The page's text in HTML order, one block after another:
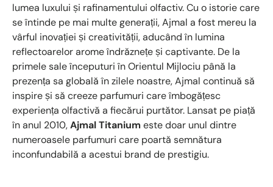
lumea luxului și rafinamentului olfactiv. Cu o istorie care
se întinde pe mai multe generații, Ajmal a fost mereu la
vârful inovației și creativității, aducând în lumina
reflectoarelor arome îndrăznețe și captivante. De la
primele sale începuturi în Orientul Mijlociu până la
prezența sa globală în zilele noastre, Ajmal continuă să
inspire și să creeze parfumuri care îmbogățesc
experiența olfactivă a fiecărui purtător. Lansat pe piață
în anul 2010,Ajmal Titaniumeste doar unul dintre
numeroasele parfumuri care poartă semnătura
inconfundabilă a acestui brand de prestigiu.